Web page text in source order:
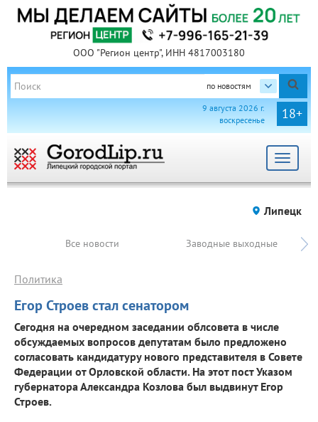
ООО "Регион центр", ИНН 4817003180
по новостям
18+
9 августа 2026 г.
воскресенье
Toggle
Липецк
Все новости Заводные выходные
Егор Строев стал сенатором
Политика
Сегодня на очередном заседании облсовета в числе
обсуждаемых вопросов депутатам было предложено
согласовать кандидатуру нового представителя в Совете
Федерации от Орловской области. На этот пост Указом
губернатора Александра Козлова был выдвинут Егор
Строев.